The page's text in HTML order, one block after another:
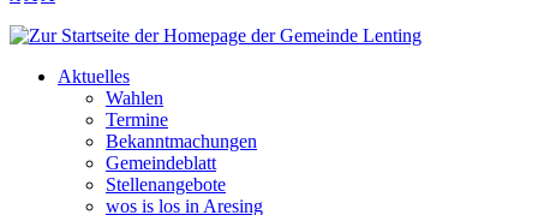
Aktuelles
Wahlen
Termine
Bekanntmachungen
Gemeindeblatt
Stellenangebote
wos is los in Aresing